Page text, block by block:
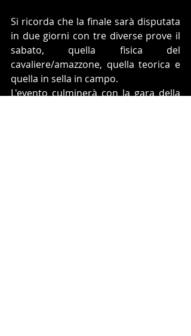
Si ricorda che la finale sarà disputata
in due giorni con tre diverse prove il
sabato, quella fisica del
cavaliere/amazzone, quella teorica e
quella in sella in campo.
L'evento culminerà con la gara della